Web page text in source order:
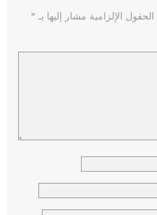
الحقول الإلزامية مشار إليها بـ *